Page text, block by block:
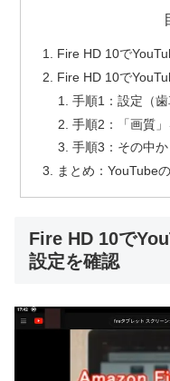
Fire HD 10で
Fire HD 10で
手順1：設定（
手順2：「画質
手順3：その中
まとめ：YouTube
Fire HD 10で
設定を確認